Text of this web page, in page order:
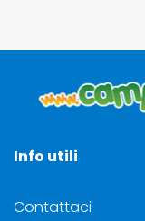
Info utili
Contattaci